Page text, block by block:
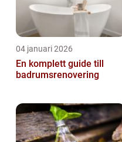
04 januari 2026
En komplett guide till
badrumsrenovering